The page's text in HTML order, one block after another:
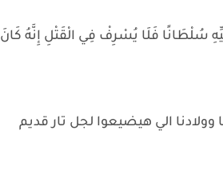
سُلْطَانًا فَلَا يُسْرِفْ فِي الْقَتْلِ إِنَّهُ كَانَ
وولادنا الي هيضيعوا لجل تار قديم